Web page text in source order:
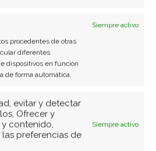
Siempre activo
procedentes de otras
diferentes
dispositivos en función
de forma automática.
evitar y detectar
Ofrecer y
contenido,
preferencias de
Siempre activo